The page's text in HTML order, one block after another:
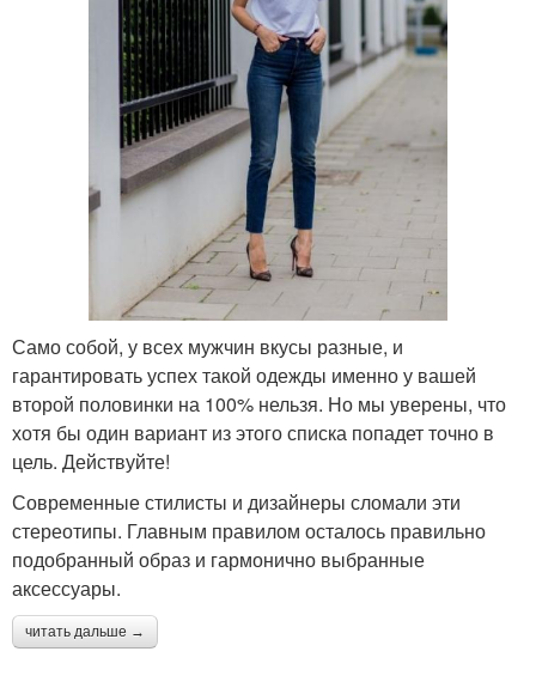
Само собой, у всех мужчин вкусы разные, и
гарантировать успех такой одежды именно у вашей
второй половинки на 100% нельзя. Но мы уверены, что
хотя бы один вариант из этого списка попадет точно в
цель. Действуйте!
Современные стилисты и дизайнеры сломали эти
стереотипы. Главным правилом осталось правильно
подобранный образ и гармонично выбранные
аксессуары.
читать дальше →